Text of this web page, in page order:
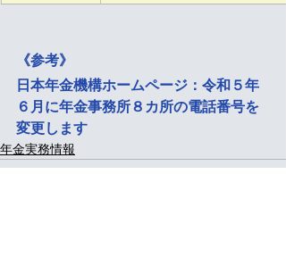
《参考》
日本年金機構ホームページ：令和５年
６月に年金事務所８カ所の電話番号を
変更します
年金実務情報